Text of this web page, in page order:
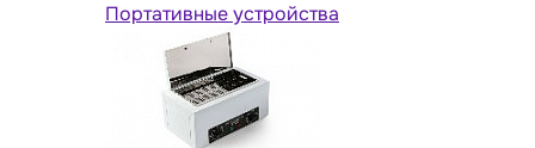
Портативные устройства